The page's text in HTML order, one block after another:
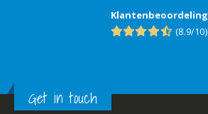
Klantenbeoordeling
(8.9/10)
Get in touch